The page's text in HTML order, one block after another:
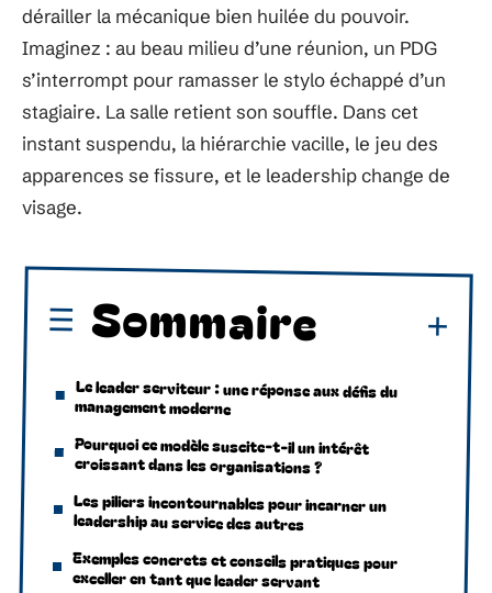
dérailler la mécanique bien huilée du pouvoir.
Imaginez : au beau milieu d’une réunion, un PDG
s’interrompt pour ramasser le stylo échappé d’un
stagiaire. La salle retient son souffle. Dans cet
instant suspendu, la hiérarchie vacille, le jeu des
apparences se fissure, et le leadership change de
visage.
Sommaire
Le leader serviteur : une réponse aux défis du
management moderne
Pourquoi ce modèle suscite-t-il un intérêt
croissant dans les organisations ?
Les piliers incontournables pour incarner un
leadership au service des autres
Exemples concrets et conseils pratiques pour
exceller en tant que leader servant